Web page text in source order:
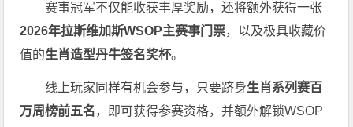
赛事冠军不仅能收获丰厚奖励，还将额外获得一张
2026年拉斯维加斯WSOP主赛事门票，以及极具收藏价
值的生肖造型丹牛签名奖杯。
线上玩家同样有机会参与，只要跻身生肖系列赛百
万周榜前五名，即可获得参赛资格，并额外解锁WSOP